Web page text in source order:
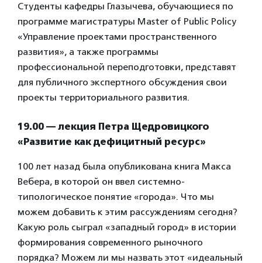
Студенты кафедры Глазычева, обучающиеся по
программе магистратуры Master of Public Policy
«Управление проектами пространственного
развития», а также программы
профессиональной переподготовки, представят
для публичного экспертного обсуждения свои
проекты территориального развития.
19.00 — лекция Петра Щедровицкого
«Развитие как дефицитный ресурс»
100 лет назад была опубликована книга Макса
Вебера, в которой он ввел системно-
типологическое понятие «города». Что мы
можем добавить к этим рассуждениям сегодня?
Какую роль сыграл «западный город» в истории
формирования современного рыночного
порядка? Можем ли мы назвать этот «идеальный